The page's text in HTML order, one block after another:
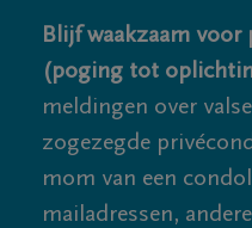
Blijf waakzaam
(poging tot
meldingen over
zogezegde
mom van een
mailadressen,